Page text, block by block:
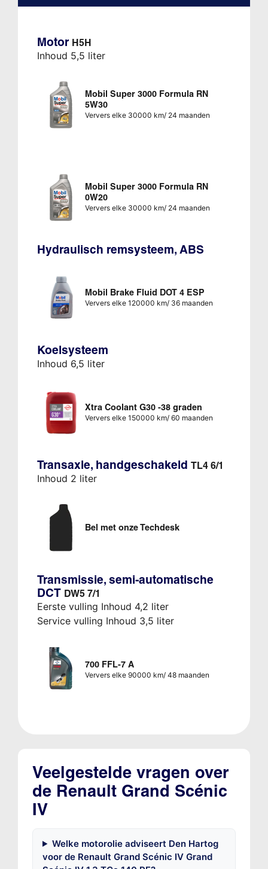
Motor H5H
Inhoud 5,5 liter
Mobil Super 3000 Formula RN
5W30
Ververs elke 30000 km/ 24 maanden
Mobil Super 3000 Formula RN
0W20
Ververs elke 30000 km/ 24 maanden
Hydraulisch remsysteem, ABS
Mobil Brake Fluid DOT 4 ESP
Ververs elke 120000 km/ 36 maanden
Koelsysteem
Inhoud 6,5 liter
Xtra Coolant G30 -38 graden
Ververs elke 150000 km/ 60 maanden
Transaxle, handgeschakeld TL4 6/1
Inhoud 2 liter
Bel met onze Techdesk
Transmissie, semi-automatische
DCT DW5 7/1
Eerste vulling Inhoud 4,2 liter
Service vulling Inhoud 3,5 liter
700 FFL-7 A
Ververs elke 90000 km/ 48 maanden
Veelgestelde vragen over
de Renault Grand Scénic
IV
Welke motorolie adviseert Den Hartog
voor de Renault Grand Scénic IV Grand